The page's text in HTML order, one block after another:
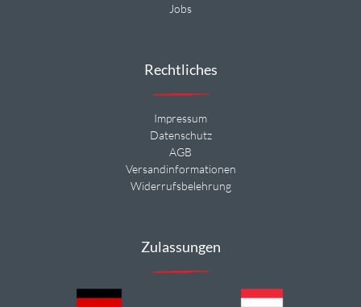
Jobs
Rechtliches
Impressum
Datenschutz
AGB
Versandinformationen
Widerrufsbelehrung
Zulassungen